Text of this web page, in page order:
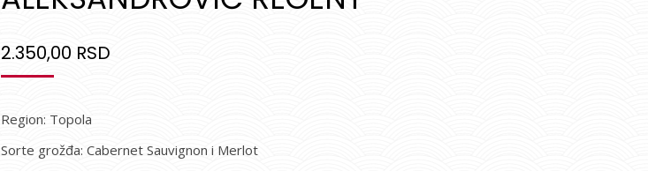
2.350,00 RSD
ocene kupca
Region: Topola
Sorte grožđa: Cabernet Sauvignon i Merlot